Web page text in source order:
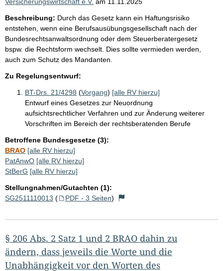
Beschreibung: Durch das Gesetz kann ein Haftungsrisiko
entstehen, wenn eine Berufsausübungsgesellschaft nach der
Bundesrechtsanwaltsordnung oder dem Steuerberatergesetz
bspw. die Rechtsform wechselt. Dies sollte vermieden werden,
auch zum Schutz des Mandanten.
Zu Regelungsentwurf:
BT-Drs. 21/4298 (Vorgang) [alle RV hierzu]
Entwurf eines Gesetzes zur Neuordnung
aufsichtsrechtlicher Verfahren und zur Änderung weiterer
Vorschriften im Bereich der rechtsberatenden Berufe
Betroffene Bundesgesetze (3):
BRAO [alle RV hierzu]
PatAnwO [alle RV hierzu]
StBerG [alle RV hierzu]
Stellungnahmen/Gutachten (1):
SG2511110013 ( PDF - 3 Seiten)
§ 206 Abs. 2 Satz 1 und 2 BRAO dahin zu
ändern, dass jeweils die Worte und die
Unabhängigkeit vor den Worten des